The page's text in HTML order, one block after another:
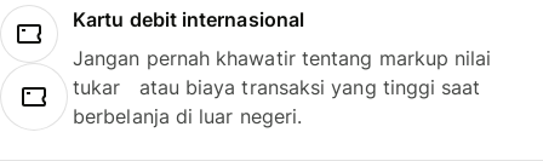
Kartu debit internasional
Jangan pernah khawatir tentang markup nilai
tukar atau biaya transaksi yang tinggi saat
berbelanja di luar negeri.